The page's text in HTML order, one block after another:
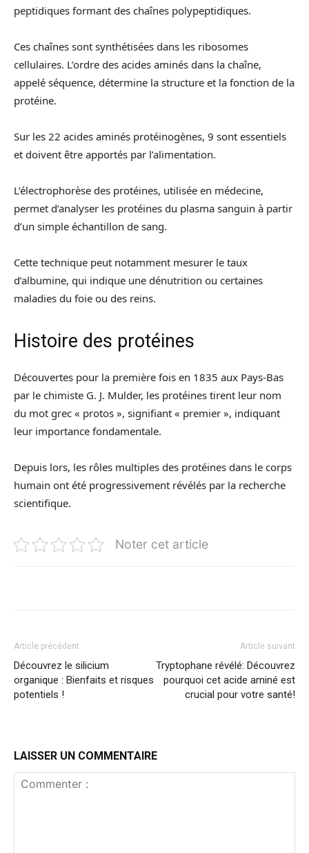
peptidiques formant des chaînes polypeptidiques.
Ces chaînes sont synthétisées dans les ribosomes
cellulaires. L’ordre des acides aminés dans la chaîne,
appelé séquence, détermine la structure et la fonction de la
protéine.
Sur les 22 acides aminés protéinogènes, 9 sont essentiels
et doivent être apportés par l’alimentation.
L’électrophorèse des protéines, utilisée en médecine,
permet d’analyser les protéines du plasma sanguin à partir
d’un simple échantillon de sang.
Cette technique peut notamment mesurer le taux
d’albumine, qui indique une dénutrition ou certaines
maladies du foie ou des reins.
Histoire des protéines
Découvertes pour la première fois en 1835 aux Pays-Bas
par le chimiste G. J. Mulder, les protéines tirent leur nom
du mot grec « protos », signifiant « premier », indiquant
leur importance fondamentale.
Depuis lors, les rôles multiples des protéines dans le corps
humain ont été progressivement révélés par la recherche
scientifique.
Noter cet article
Article précédent
Découvrez le silicium
organique : Bienfaits et risques
potentiels !
Article suivant
Tryptophane révélé: Découvrez
pourquoi cet acide aminé est
crucial pour votre santé!
LAISSER UN COMMENTAIRE